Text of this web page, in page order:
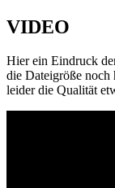
VIDEO
Hier ein Eindruck
die Dateigröße noch
leider die Qualität